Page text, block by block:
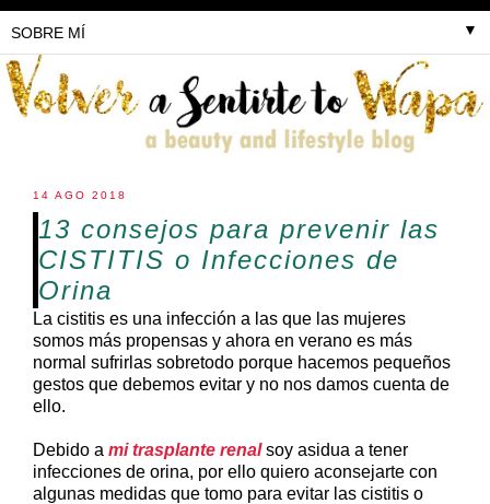
▼
14 AGO 2018
13 consejos para prevenir las
CISTITIS o Infecciones de
Orina
La cistitis es una infección a las que las mujeres
somos más propensas y ahora en verano es más
normal sufrirlas sobretodo porque hacemos pequeños
gestos que debemos evitar y no nos damos cuenta de
ello.
Debido a mi trasplante renalsoy asidua a tener
infecciones de orina, por ello quiero aconsejarte con
algunas medidas que tomo para evitar las cistitis o